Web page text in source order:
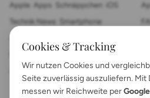
Apple Apps Schnäppchen
Technik News
Smartphone
Anleitungen Gadgets
Cookies & Tracking
Wir nutzen Cookies und
Seite zuverlässig auszuliefern. Mit
messen wir Reichweite per